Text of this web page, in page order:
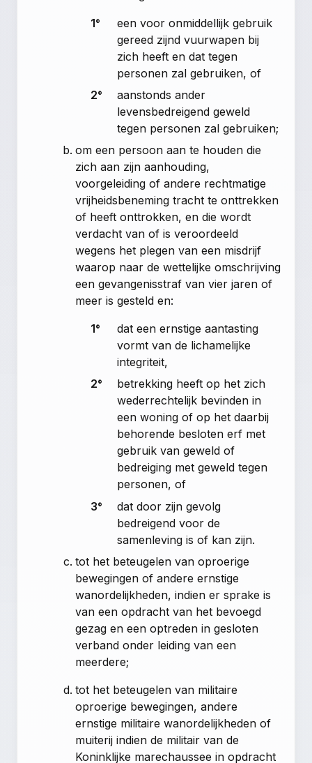
1°
een voor onmiddellijk gebruik
gereed zijnd vuurwapen bij
zich heeft en dat tegen
personen zal gebruiken, of
2°
aanstonds ander
levensbedreigend geweld
tegen personen zal gebruiken;
om een persoon aan te houden die
zich aan zijn aanhouding,
voorgeleiding of andere rechtmatige
vrijheidsbeneming tracht te onttrekken
of heeft onttrokken, en die wordt
verdacht van of is veroordeeld
wegens het plegen van een misdrijf
waarop naar de wettelijke omschrijving
een gevangenisstraf van vier jaren of
meer is gesteld en:
1°
dat een ernstige aantasting
vormt van de lichamelijke
integriteit,
2°
betrekking heeft op het zich
wederrechtelijk bevinden in
een woning of op het daarbij
behorende besloten erf met
gebruik van geweld of
bedreiging met geweld tegen
personen, of
3°
dat door zijn gevolg
bedreigend voor de
samenleving is of kan zijn.
tot het beteugelen van oproerige
bewegingen of andere ernstige
wanordelijkheden, indien er sprake is
van een opdracht van het bevoegd
gezag en een optreden in gesloten
verband onder leiding van een
meerdere;
tot het beteugelen van militaire
oproerige bewegingen, andere
ernstige militaire wanordelijkheden of
muiterij indien de militair van de
Koninklijke marechaussee in opdracht